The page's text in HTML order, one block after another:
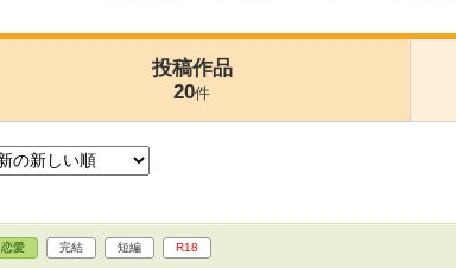
投稿作品
20件
恋愛 完結 短編 R18